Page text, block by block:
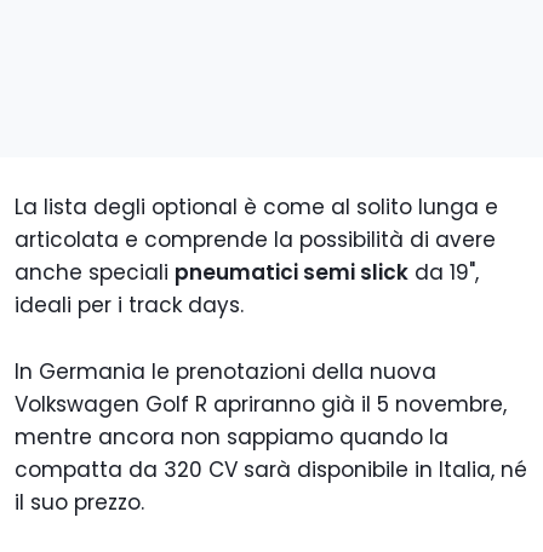
La lista degli optional è come al solito lunga e
articolata e comprende la possibilità di avere
anche speciali pneumatici semi slick da 19",
ideali per i track days.
In Germania le prenotazioni della nuova
Volkswagen Golf R apriranno già il 5 novembre,
mentre ancora non sappiamo quando la
compatta da 320 CV sarà disponibile in Italia, né
il suo prezzo.